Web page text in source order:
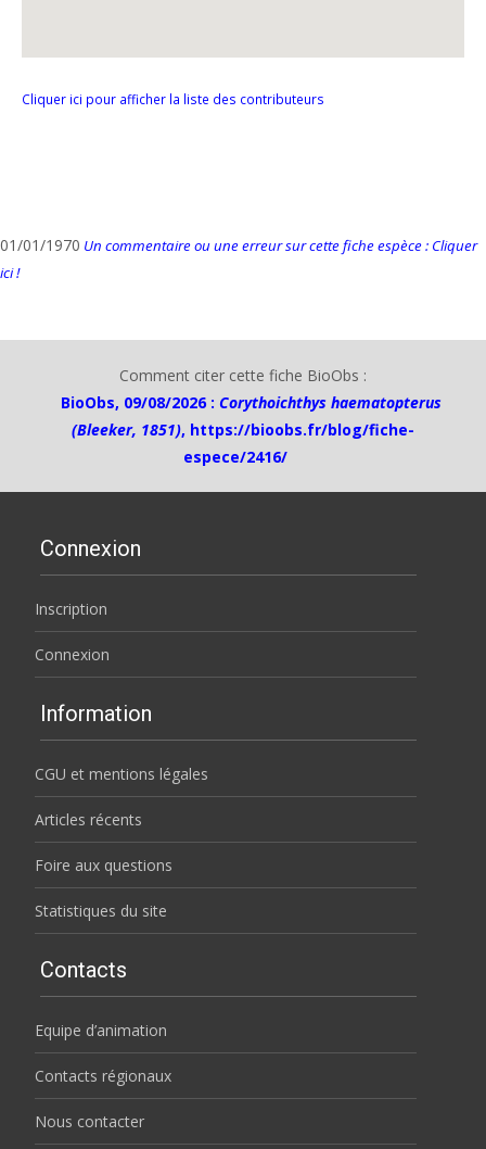
Cliquer ici pour afficher la liste des contributeurs
01/01/1970 Un commentaire ou une erreur sur cette fiche espèce : Cliquer
ici !
Comment citer cette fiche BioObs :
BioObs, 09/08/2026 : Corythoichthys haematopterus
(Bleeker, 1851), https://bioobs.fr/blog/fiche-
espece/2416/
Connexion
Inscription
Connexion
Information
CGU et mentions légales
Articles récents
Foire aux questions
Statistiques du site
Contacts
Equipe d’animation
Contacts régionaux
Nous contacter